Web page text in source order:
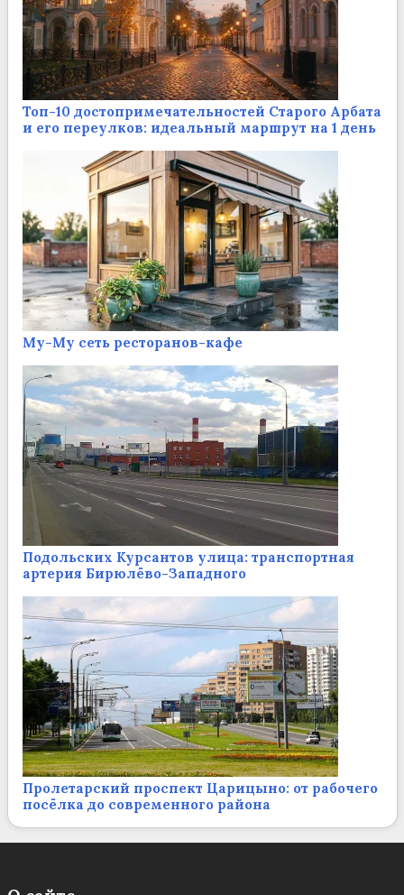
Топ-10 достопримечательностей Старого Арбата
и его переулков: идеальный маршрут на 1 день
Му-Му сеть ресторанов-кафе
Подольских Курсантов улица: транспортная
артерия Бирюлёво-Западного
Пролетарский проспект Царицыно: от рабочего
посёлка до современного района